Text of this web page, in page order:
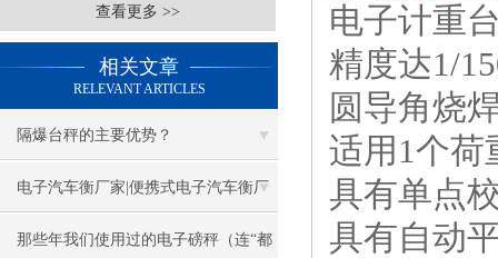
查看更多 >>
相关文章
RELEVANT ARTICLES
隔爆台秤的主要优势？
电子汽车衡厂家|便携式电子汽车衡厂
家
那些年我们使用过的电子磅秤（连“都
电子计重
精度达1/
圆导角烧
适用1个荷
具有单点
具有自动